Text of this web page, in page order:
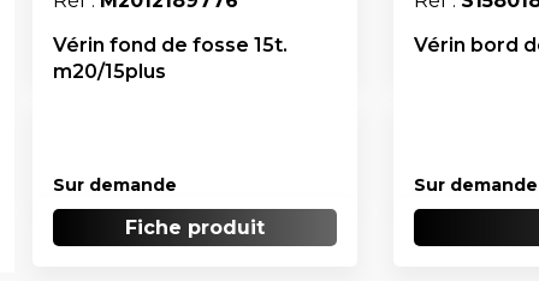
Vérin fond de fosse 15t.
m20/15plus
Sur demande
Fiche produit
Vérin bord
Sur demande